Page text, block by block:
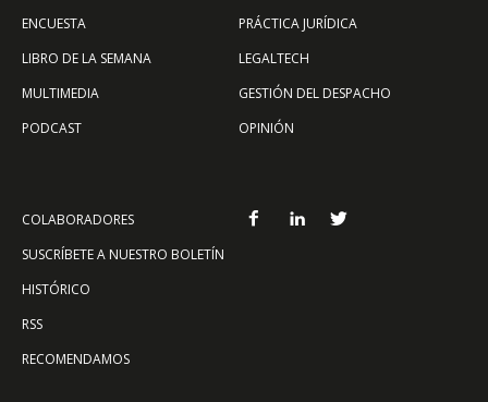
ENCUESTA
LIBRO DE LA SEMANA
MULTIMEDIA
PODCAST
PRÁCTICA JURÍDICA
LEGALTECH
GESTIÓN DEL DESPACHO
OPINIÓN
COLABORADORES
SUSCRÍBETE A NUESTRO BOLETÍN
HISTÓRICO
RSS
RECOMENDAMOS